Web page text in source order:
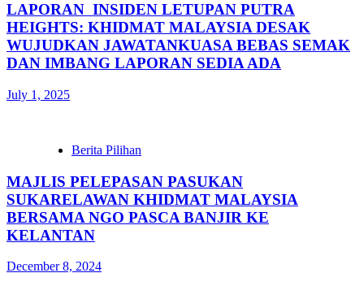
LAPORAN INSIDEN LETUPAN PUTRA
HEIGHTS: KHIDMAT MALAYSIA DESAK
WUJUDKAN JAWATANKUASA BEBAS SEMAK
DAN IMBANG LAPORAN SEDIA ADA
July 1, 2025
Berita Pilihan
MAJLIS PELEPASAN PASUKAN
SUKARELAWAN KHIDMAT MALAYSIA
BERSAMA NGO PASCA BANJIR KE
KELANTAN
December 8, 2024